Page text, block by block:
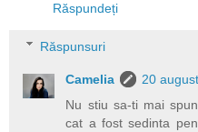
Răspundeți
Răspunsuri
Camelia
20
Nu stiu sa-ti mai
cat a fost sedinta